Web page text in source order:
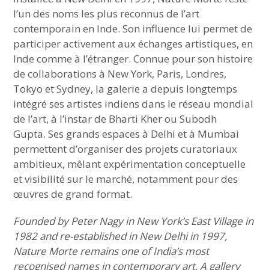
l’un des noms les plus reconnus de l’art
contemporain en Inde. Son influence lui permet de
participer activement aux échanges artistiques, en
Inde comme à l’étranger. Connue pour son histoire
de collaborations à New York, Paris, Londres,
Tokyo et Sydney, la galerie a depuis longtemps
intégré ses artistes indiens dans le réseau mondial
de l’art, à l’instar de Bharti Kher ou Subodh
Gupta. Ses grands espaces à Delhi et à Mumbai
permettent d’organiser des projets curatoriaux
ambitieux, mêlant expérimentation conceptuelle
et visibilité sur le marché, notamment pour des
œuvres de grand format.
Founded by Peter Nagy in New York’s East Village in
1982 and re-established in New Delhi in 1997,
Nature Morte remains one of India’s most
recognised names in contemporary art. A gallery